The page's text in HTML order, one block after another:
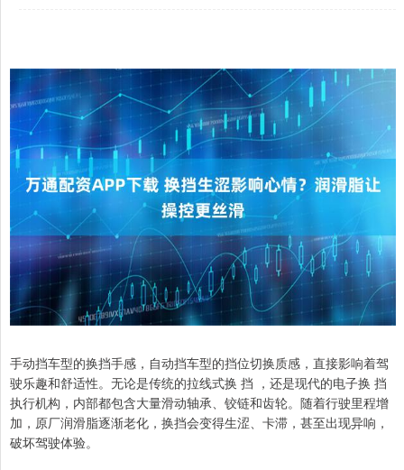
手动挡车型的换挡手感，自动挡车型的挡位切换质感，直接影响着驾
驶乐趣和舒适性。无论是传统的拉线式换 挡 ，还是现代的电子换 挡
执行机构，内部都包含大量滑动轴承、铰链和齿轮。随着行驶里程增
加，原厂润滑脂逐渐老化，换挡会变得生涩、卡滞，甚至出现异响，
破坏驾驶体验。